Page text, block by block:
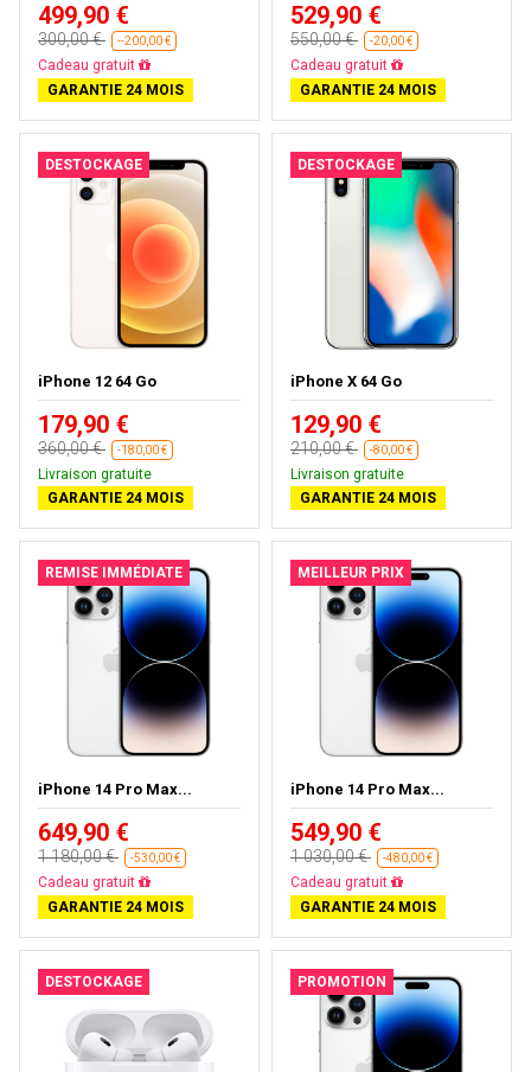
499,90 €
300,00 € --200,00 €
Presque épuisé
GARANTIE 24 MOIS
529,90 €
550,00 € -20,00 €
Presque épuisé
GARANTIE 24 MOIS
DESTOCKAGE
iPhone 12 64 Go
179,90 €
360,00 € -180,00 €
Livraison gratuite
GARANTIE 24 MOIS
DESTOCKAGE
iPhone X 64 Go
129,90 €
210,00 € -80,00 €
Livraison gratuite
GARANTIE 24 MOIS
REMISE IMMÉDIATE
iPhone 14 Pro Max...
649,90 €
1 180,00 € -530,00 €
Livraison gratuite
GARANTIE 24 MOIS
MEILLEUR PRIX
iPhone 14 Pro Max...
549,90 €
1 030,00 € -480,00 €
Livraison gratuite
GARANTIE 24 MOIS
DESTOCKAGE PROMOTION